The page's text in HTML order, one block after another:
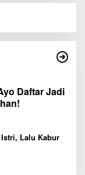
Daftar Jadi
Lalu Kabur